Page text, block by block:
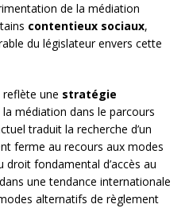
de la médiation
contentieux sociaux,
du législateur envers cette
une stratégie
la médiation dans le parcours
traduit la recherche d’un
ferme au recours aux modes
fondamental d’accès au
une tendance internationale
alternatifs de règlement